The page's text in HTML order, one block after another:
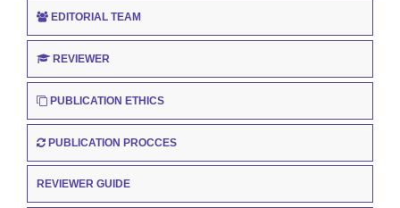
EDITORIAL TEAM
REVIEWER
PUBLICATION ETHICS
PUBLICATION PROCCES
REVIEWER GUIDE